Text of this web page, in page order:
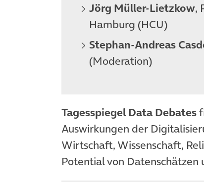
Jörg Müller-Lietzkow,
Hamburg (HCU)
Stephan-Andreas
(Moderation)
Tagesspiegel Data Debates
Auswirkungen der
Wirtschaft, Wissenschaft,
Potential von